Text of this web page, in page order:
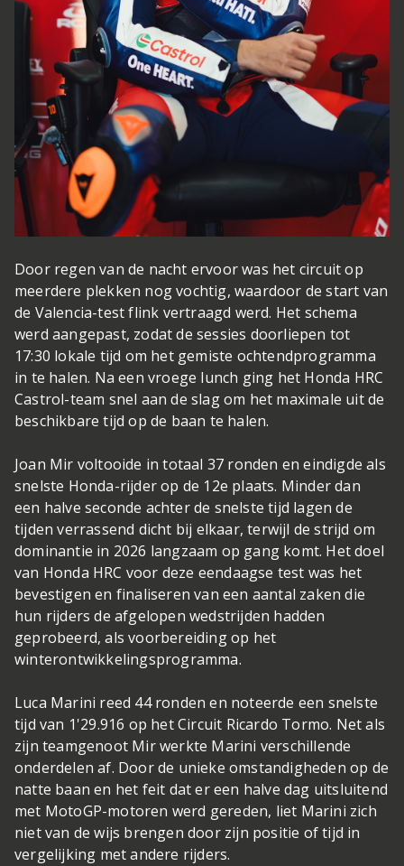
Door regen van de nacht ervoor was het circuit op
meerdere plekken nog vochtig, waardoor de start van
de Valencia-test flink vertraagd werd. Het schema
werd aangepast, zodat de sessies doorliepen tot
17:30 lokale tijd om het gemiste ochtendprogramma
in te halen. Na een vroege lunch ging het Honda HRC
Castrol-team snel aan de slag om het maximale uit de
beschikbare tijd op de baan te halen.
Joan Mir voltooide in totaal 37 ronden en eindigde als
snelste Honda-rijder op de 12e plaats. Minder dan
een halve seconde achter de snelste tijd lagen de
tijden verrassend dicht bij elkaar, terwijl de strijd om
dominantie in 2026 langzaam op gang komt. Het doel
van Honda HRC voor deze eendaagse test was het
bevestigen en finaliseren van een aantal zaken die
hun rijders de afgelopen wedstrijden hadden
geprobeerd, als voorbereiding op het
winterontwikkelingsprogramma.
Luca Marini reed 44 ronden en noteerde een snelste
tijd van 1'29.916 op het Circuit Ricardo Tormo. Net als
zijn teamgenoot Mir werkte Marini verschillende
onderdelen af. Door de unieke omstandigheden op de
natte baan en het feit dat er een halve dag uitsluitend
met MotoGP-motoren werd gereden, liet Marini zich
niet van de wijs brengen door zijn positie of tijd in
vergelijking met andere rijders.